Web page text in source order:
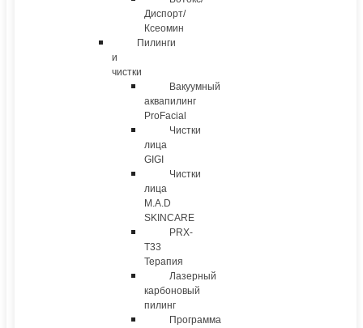
Диспорт/
Ксеомин
Пилинги
и
чистки
Вакуумный
аквапилинг
ProFacial
Чистки
лица
GIGI
Чистки
лица
M.A.D
SKINCARE
PRX-
T33
Терапия
Лазерный
карбоновый
пилинг
Программа